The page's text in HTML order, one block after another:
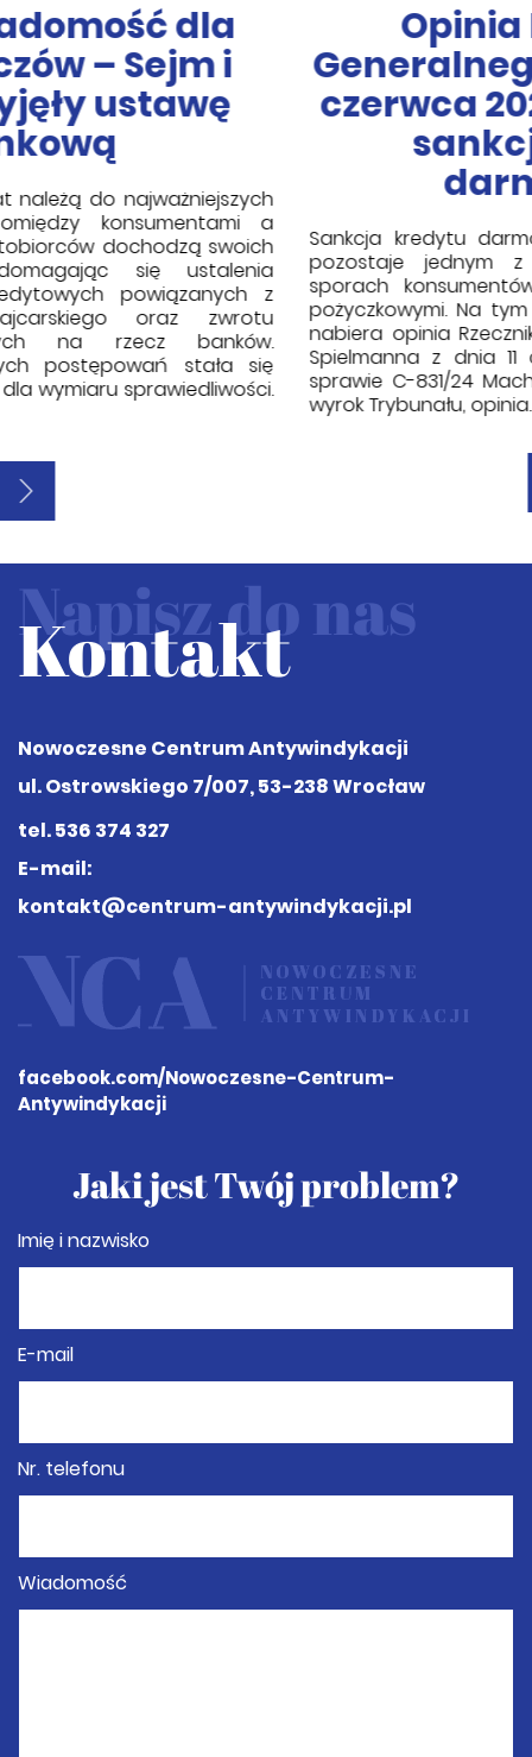
Opinia Rzecznika
Generalnego TSUE z dnia 11
czerwca 2026 r. w sprawie
darmowego
Sankcja kredytu darmowego od pewnego czasu
pozostaje jednym z ważniejszych tematów w
sporach konsumentów z bankami i instytucjami
pożyczkowymi. Na tym tle szczególnego znaczenia
nabiera opinia Rzecznika Generalnego TSUE Deana
Spielmanna z dnia 11 czerwca 2026 r. wydana w
sprawie C-831/24 Machski. Choć nie jest to jeszcze
wyrok Trybunału, opinia…
Napisz do nas
Kontakt
Nowoczesne Centrum Antywindykacji
ul. Ostrowskiego 7/007, 53-238 Wrocław
tel. 536 374 327
E-mail:
kontakt@centrum-antywindykacji.pl
facebook.com/Nowoczesne-Centrum-
Antywindykacji
Jaki jest Twój problem?
Imię i nazwisko
E-mail
Nr. telefonu
Wiadomość